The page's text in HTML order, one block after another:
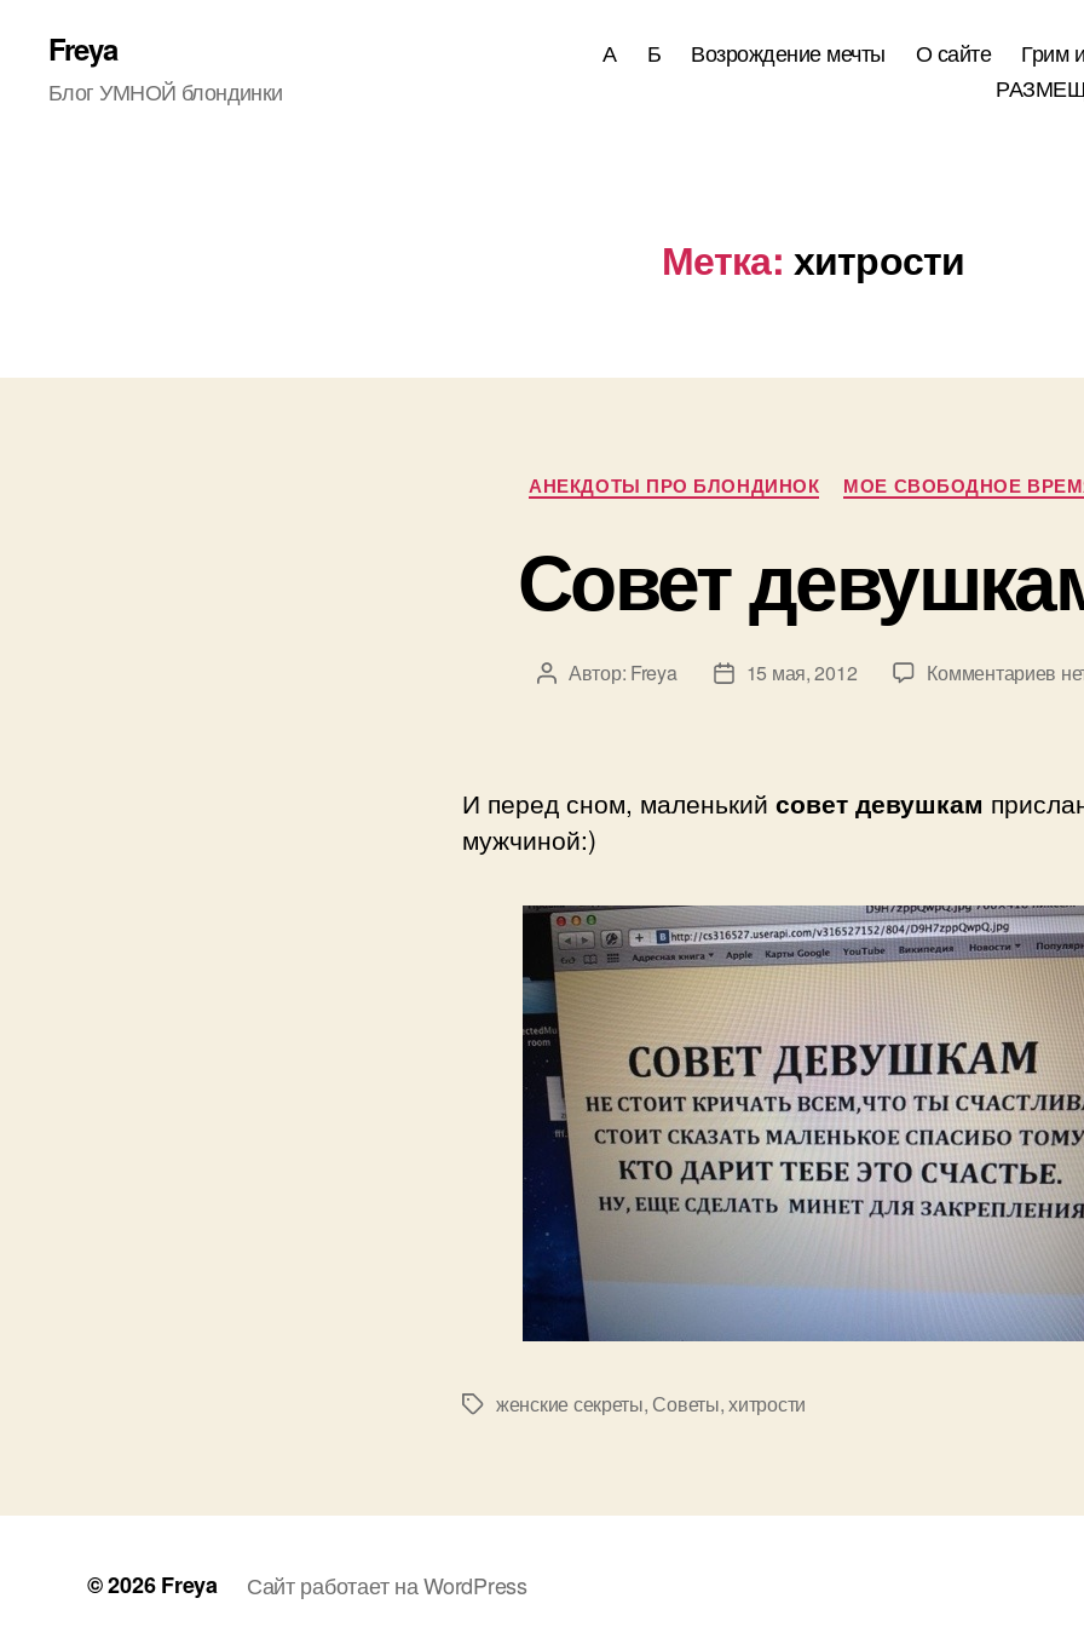
Freya
Блог УМНОЙ блондинки
А Б Возрождение мечты О сайте Грим
Метка: хитрости
Рубрики
АНЕКДОТЫ ПРО БЛОНДИНОК МОЕ СВОБОДНОЕ
Совет
Автор
Автор: Freya
Дата15 мая, 2012 Комментариев к
И перед сном, маленький совет девушкам
мужчиной:)
Меткиженские секреты, Советы,хитрости
© 2026Freya Сайт работает на WordPress